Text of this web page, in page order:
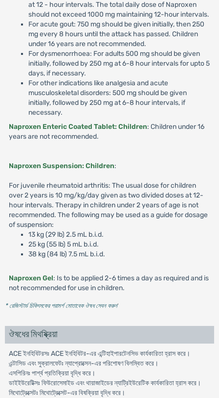
at 12 - hour intervals. The total daily dose of Naproxen
should not exceed 1000 mg maintaining 12-hour intervals.
For acute gout: 750 mg should be given initially, then 250
mg every 8 hours until the attack has passed. Children
under 16 years are not recommended.
For dysmenorrhoea: For adults 500 mg should be given
initially, followed by 250 mg at 6-8 hour intervals for upto 5
days, if necessary.
For other indications like analgesia and acute
musculoskeletal disorders: 500 mg should be given
initially, followed by 250 mg at 6-8 hour intervals, if
necessary.
Naproxen Enteric Coated Tablet: Children: Children under 16
years are not recommended.
Naproxen Suspension: Children:
For juvenile rheumatoid arthritis: The usual dose for children
over 2 years is 10 mg/kg/day given as two divided doses at 12-
hour intervals. Therapy in children under 2 years of age is not
recommended. The following may be used as a guide for dosage
of suspension:
13 kg (29 lb) 2.5 mL b.i.d.
25 kg (55 lb) 5 mL b.i.d.
38 kg (84 lb) 7.5 mL b.i.d.
Naproxen Gel: Is to be applied 2-6 times a day as required and is
not recommended for use in children.
* রেজিস্টার্ড চিকিৎসকের পরামর্শ মোতাবেক ঔষধ সেবন করুন'
ঔষধের মিথষ্ক্রিয়া
ACE ইনহিবিটরসঃ ACE ইনহিবিটর-এর এন্টিহাইপারটেনসিভ কার্যকারিতা হ্রাস করে।
এন্টাসিড এবং সুক্রালফেটঃ ন্যাপ্রোক্সেন-এর পরিশোষণ বিলম্বিত করে।
এসপিরিনঃ পার্শ্ব প্রতিক্রিয়া বৃদ্ধি করে।
ডাইইউরেটিক্সঃ ফিউরোসেমাইড এবং থায়াজাইডের ন্যাট্রিইউরেটিক কার্যকারিতা হ্রাস করে।
মিথোট্রেক্সেটঃ মিথোট্রেক্সেট-এর বিষক্রিয়া বৃদ্ধি করে।